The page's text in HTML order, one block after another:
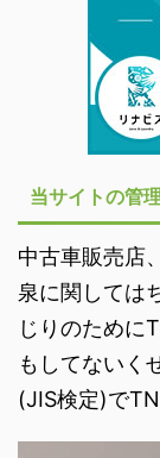
当サイトの管
中古車販売店
泉に関しては
じりのために
もしてないく
(JIS検定)で